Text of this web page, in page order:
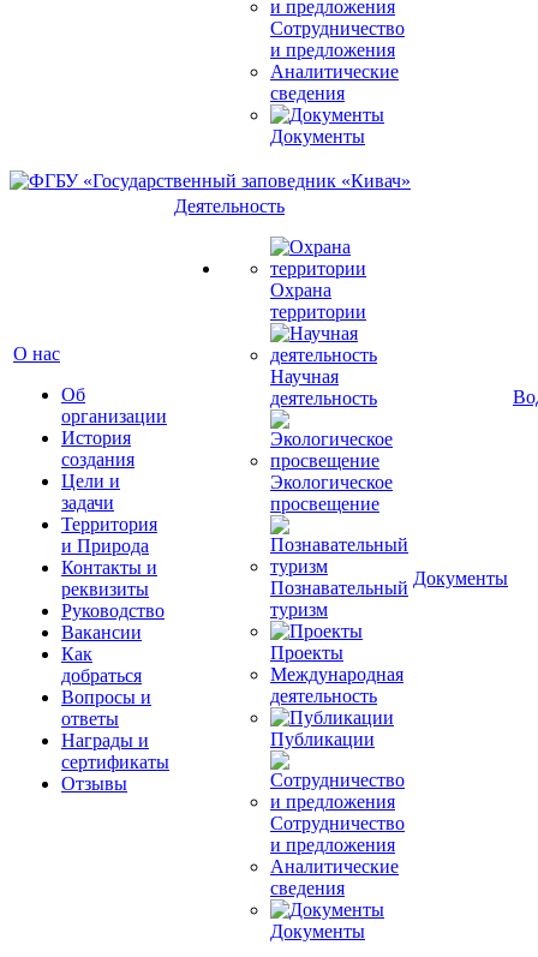
Сотрудничество
и предложения
Аналитические
сведения
Документы
О нас
Об
организации
История
создания
Цели и
задачи
Территория
и Природа
Контакты и
реквизиты
Руководство
Вакансии
Как
добраться
Вопросы и
ответы
Награды и
сертификаты
Отзывы
Деятельность
Охрана
территории
Научная
деятельность
Экологическое
просвещение
Познавательный
туризм
Проекты
Международная
деятельность
Публикации
Сотрудничество
и предложения
Аналитические
сведения
Документы
Документы